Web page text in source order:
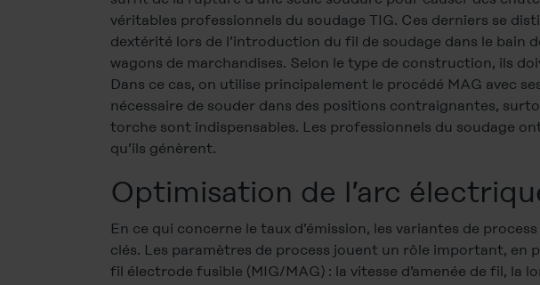
véritables professionnels du soudage TIG. Ces derniers se
dextérité lors de l’introduction du fil de soudage dans le bain
wagons de marchandises. Selon le type de construction, ils
Dans ce cas, on utilise principalement le procédé MAG avec
nécessaire de souder dans des positions contraignantes,
torche sont indispensables. Les professionnels du soudage
qu’ils génèrent.
Optimisation de l’arc
En ce qui concerne le taux d’émission, les variantes de
clés. Les paramètres de process jouent un rôle important, en
fil électrode fusible (MIG/MAG) : la vitesse d’amenée de fil, la